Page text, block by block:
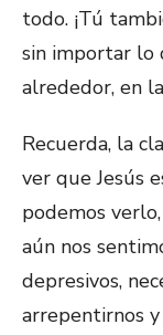
todo. ¡Tú
sin importar lo
alrededor, en
Recuerda, la
ver que Jesús
podemos
aún nos
depresivos,
arrepentirnos